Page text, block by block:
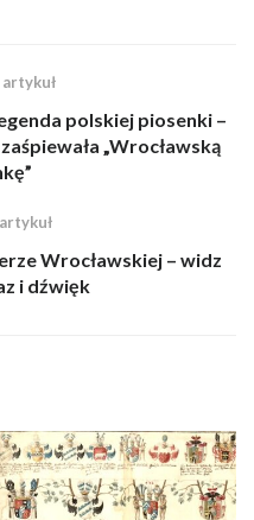
polskiej piosenki –
„Wrocławską
Wrocławskiej – widz
i dźwięk